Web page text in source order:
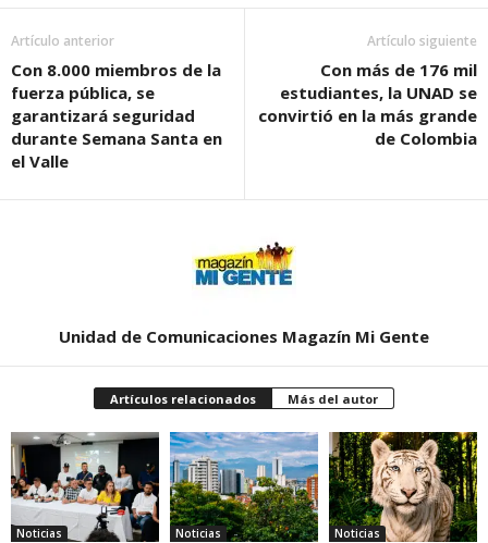
Artículo anterior
Con 8.000 miembros de la
fuerza pública, se
garantizará seguridad
durante Semana Santa en
el Valle
Artículo siguiente
Con más de 176 mil
estudiantes, la UNAD se
convirtió en la más grande
de Colombia
Unidad de Comunicaciones Magazín Mi Gente
Artículos relacionados Más del autor
Noticias Noticias Noticias